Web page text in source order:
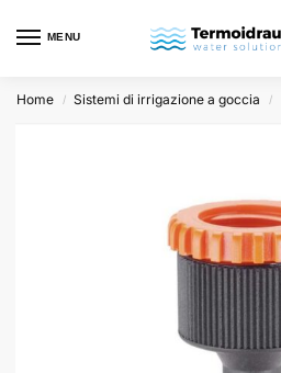
MENU
Home / Sistemi di irrigazione a goccia /